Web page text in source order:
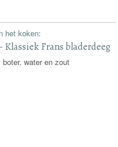
het koken:
Frans bladerdeeg
boter, water en zout